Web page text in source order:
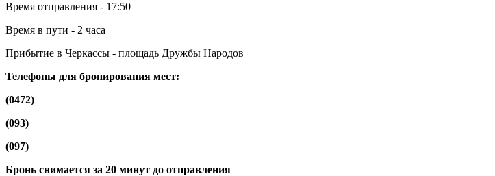
Время отправления - 17:50
Время в пути - 2 часа
Прибытие в Черкассы - площадь Дружбы Народов
Телефоны для бронирования мест:
(0472)
(093)
(097)
Бронь снимается за 20 минут до отправления